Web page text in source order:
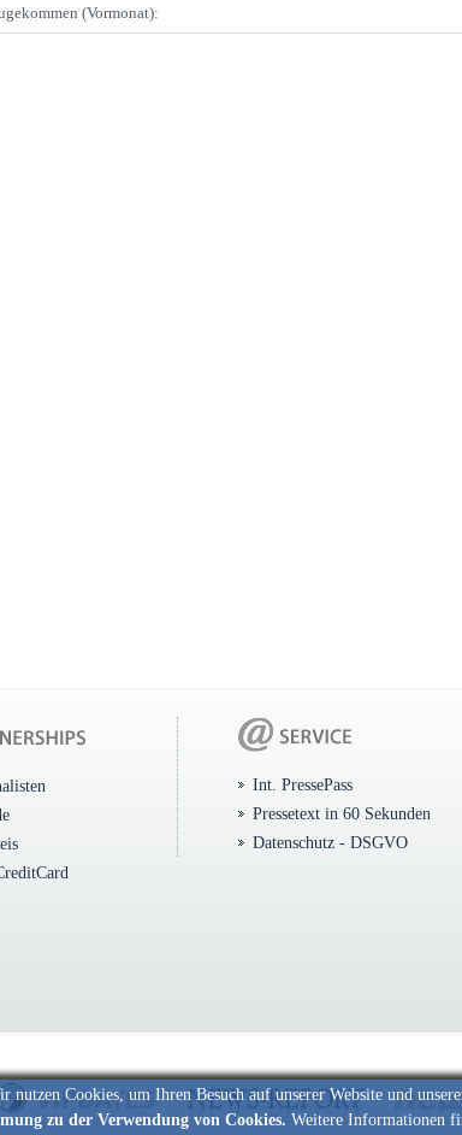
nutzen Cookies, um Ihren Besuch auf unserer Website und
zu der Verwendung von Cookies. Weitere Informationen
(Vormonat):
Int. PressePass
Pressetext in 60 Sekunden
Datenschutz - DSGVO